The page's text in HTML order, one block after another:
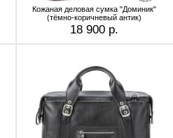
Кожаная деловая сумка "Доминик"
(тёмно-коричневый антик)
18 900 р.